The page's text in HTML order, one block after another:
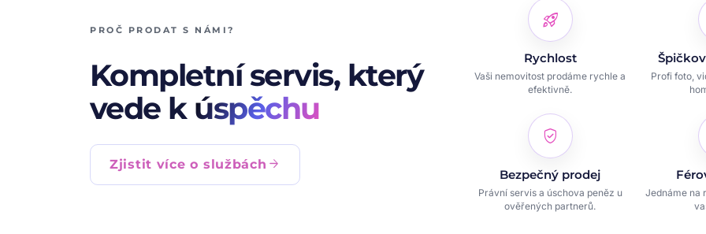
PROČ PRODAT S NÁMI?
Kompletní servis, který
vede k úspěchu
Zjistit více o službách arrow_forward
rocket_launch
Rychlost
Vaši nemovitost prodáme rychle a
efektivně.
Profi foto,
verified_user
Bezpečný prodej
Právní servis a úschova peněz u
ověřených partnerů.
Jednáme na